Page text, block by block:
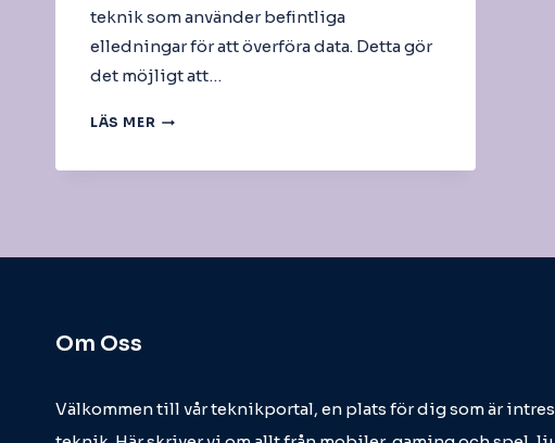
teknik som använder befintliga
elledningar för att överföra data. Detta gör
det möjligt att…
LÄS MER PLA
Om Oss
Välkommen till vår teknikportal, en plats för dig som är